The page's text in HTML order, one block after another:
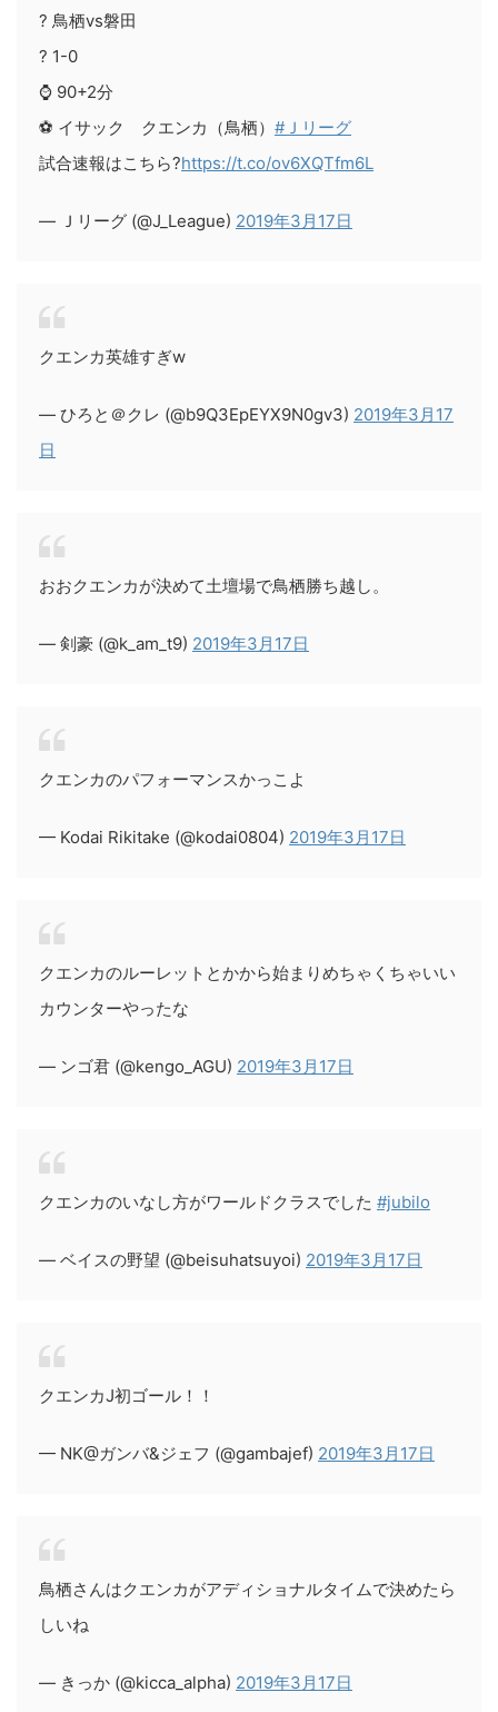
? 鳥栖vs磐田
? 1-0
⌚️ 90+2分
⚽️ イサック クエンカ（鳥栖） #Ｊリーグ
試合速報はこちら?https://t.co/ov6XQTfm6L
— Ｊリーグ (@J_League) 2019年3月17日
クエンカ英雄すぎw
— ひろと＠クレ (@b9Q3EpEYX9N0gv3) 2019年3月17
日
おおクエンカが決めて土壇場で鳥栖勝ち越し。
— 剣豪 (@k_am_t9) 2019年3月17日
クエンカのパフォーマンスかっこよ
— Kodai Rikitake (@kodai0804) 2019年3月17日
クエンカのルーレットとかから始まりめちゃくちゃいい
カウンターやったな
— ンゴ君 (@kengo_AGU) 2019年3月17日
クエンカのいなし方がワールドクラスでした #jubilo
— ベイスの野望 (@beisuhatsuyoi) 2019年3月17日
クエンカJ初ゴール！！
— NK@ガンバ&ジェフ (@gambajef) 2019年3月17日
鳥栖さんはクエンカがアディショナルタイムで決めたら
しいね
— きっか (@kicca_alpha) 2019年3月17日